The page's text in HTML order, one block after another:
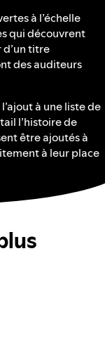
à l’échelle
qui découvrent
titre
des auditeurs
à une liste de
l’histoire de
être ajoutés à
à leur place